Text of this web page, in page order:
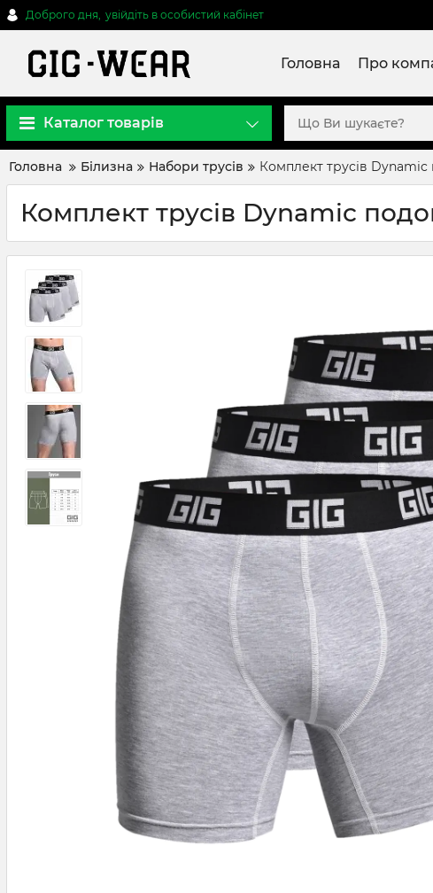
Доброго дня, увійдіть в особистий кабінет
Головна Про
Каталог товарів
Головна Білизна Набори трусів Комплект трусів
Комплект трусів Dynamic